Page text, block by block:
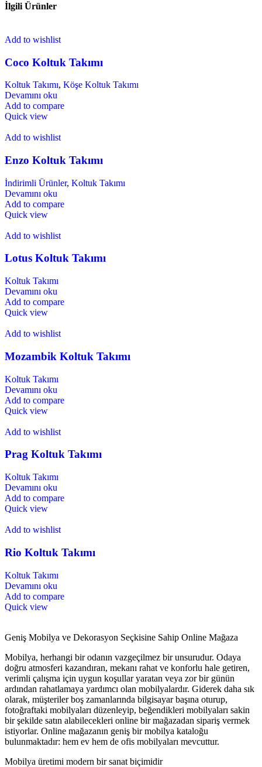
İlgili Ürünler
Add to wishlist
Coco Koltuk Takımı
Koltuk Takımı, Köşe Koltuk Takımı
Devamını oku
Add to compare
Quick view
Add to wishlist
Enzo Koltuk Takımı
İndirimli Ürünler, Koltuk Takımı
Devamını oku
Add to compare
Quick view
Add to wishlist
Lotus Koltuk Takımı
Koltuk Takımı
Devamını oku
Add to compare
Quick view
Add to wishlist
Mozambik Koltuk Takımı
Koltuk Takımı
Devamını oku
Add to compare
Quick view
Add to wishlist
Prag Koltuk Takımı
Koltuk Takımı
Devamını oku
Add to compare
Quick view
Add to wishlist
Rio Koltuk Takımı
Koltuk Takımı
Devamını oku
Add to compare
Quick view
Geniş Mobilya ve Dekorasyon Seçkisine Sahip Online Mağaza
Mobilya, herhangi bir odanın vazgeçilmez bir unsurudur. Odaya
doğru atmosferi kazandıran, mekanı rahat ve konforlu hale getiren,
verimli çalışma için uygun koşullar yaratan veya zor bir günün
ardından rahatlamaya yardımcı olan mobilyalardır. Giderek daha sık
olarak, müşteriler boş zamanlarında bilgisayar başına oturup,
fotoğraftaki mobilyaları düzenleyip, beğendikleri mobilyaları sakin
bir şekilde satın alabilecekleri online bir mağazadan sipariş vermek
istiyorlar. Online mağazanın geniş bir mobilya kataloğu
bulunmaktadır: hem ev hem de ofis mobilyaları mevcuttur.
Mobilya üretimi modern bir sanat biçimidir